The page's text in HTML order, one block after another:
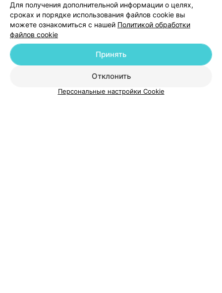
Добавить специалиста
Для получения дополнительной информации о целях,
сроках и порядке использования файлов cookie вы
можете ознакомиться с нашей Политикой обработки
файлов cookie
Отклонить
Принять
Персональные настройки Cookie